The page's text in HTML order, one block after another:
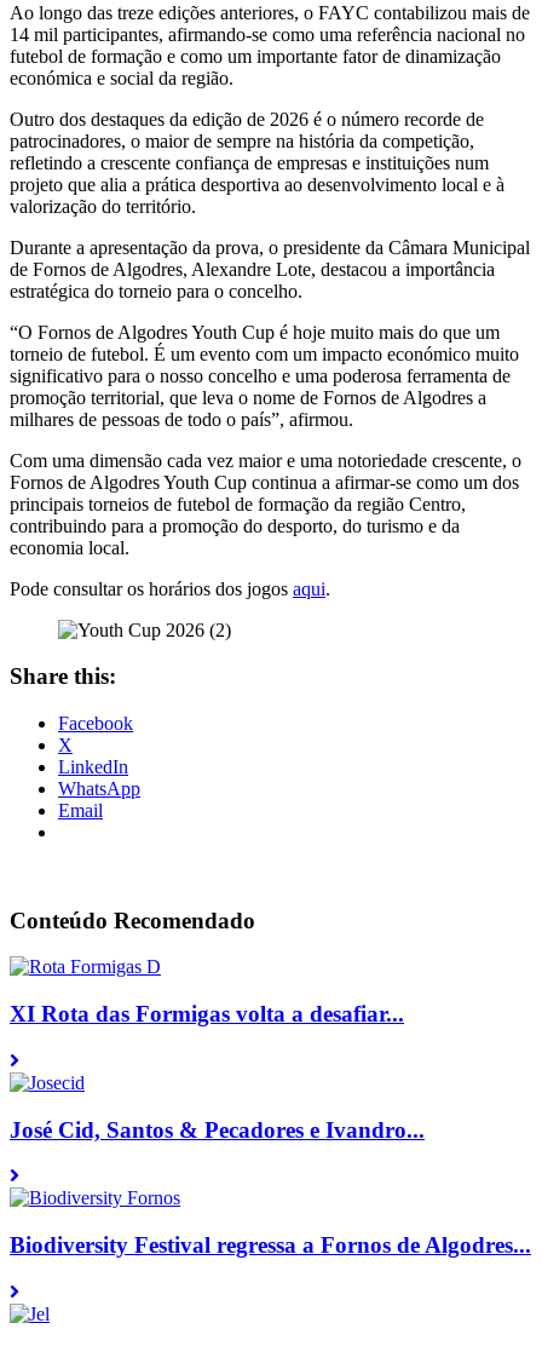
Ao longo das treze edições anteriores, o FAYC contabilizou mais de
14 mil participantes, afirmando-se como uma referência nacional no
futebol de formação e como um importante fator de dinamização
económica e social da região.
Outro dos destaques da edição de 2026 é o número recorde de
patrocinadores, o maior de sempre na história da competição,
refletindo a crescente confiança de empresas e instituições num
projeto que alia a prática desportiva ao desenvolvimento local e à
valorização do território.
Durante a apresentação da prova, o presidente da Câmara Municipal
de Fornos de Algodres, Alexandre Lote, destacou a importância
estratégica do torneio para o concelho.
“O Fornos de Algodres Youth Cup é hoje muito mais do que um
torneio de futebol. É um evento com um impacto económico muito
significativo para o nosso concelho e uma poderosa ferramenta de
promoção territorial, que leva o nome de Fornos de Algodres a
milhares de pessoas de todo o país”, afirmou.
Com uma dimensão cada vez maior e uma notoriedade crescente, o
Fornos de Algodres Youth Cup continua a afirmar-se como um dos
principais torneios de futebol de formação da região Centro,
contribuindo para a promoção do desporto, do turismo e da
economia local.
Pode consultar os horários dos jogos aqui.
Share this:
Facebook
X
LinkedIn
WhatsApp
Email
Conteúdo Recomendado
XI Rota das Formigas volta a desafiar...
José Cid, Santos & Pecadores e Ivandro...
Biodiversity Festival regressa a Fornos de Algodres...